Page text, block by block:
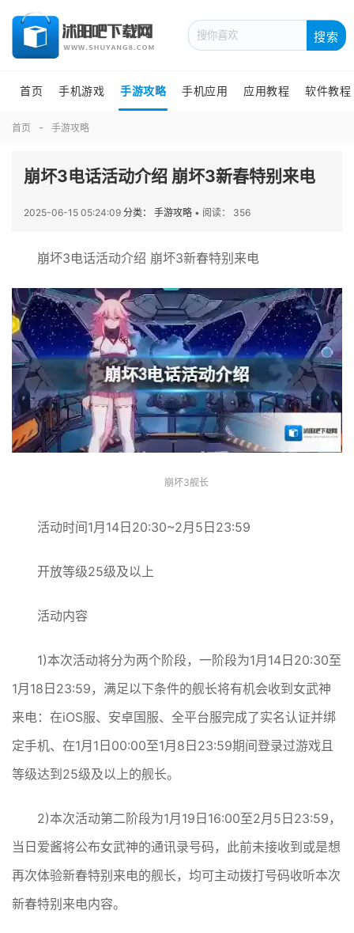
搜索
首页 手机游戏 手游攻略 手机应用 应用教程 软件教程
首页 手游攻略
崩坏3电话活动介绍 崩坏3新春特别来电
2025-06-15 05:24:09 分类： 手游攻略 • 阅读： 356
崩坏3电话活动介绍 崩坏3新春特别来电
崩坏3舰长
活动时间1月14日20:30~2月5日23:59
开放等级25级及以上
活动内容
1)本次活动将分为两个阶段，一阶段为1月14日20:30至
1月18日23:59，满足以下条件的舰长将有机会收到女武神
来电：在iOS服、安卓国服、全平台服完成了实名认证并绑
定手机、在1月1日00:00至1月8日23:59期间登录过游戏且
等级达到25级及以上的舰长。
2)本次活动第二阶段为1月19日16:00至2月5日23:59，
当日爱酱将公布女武神的通讯录号码，此前未接收到或是想
再次体验新春特别来电的舰长，均可主动拨打号码收听本次
新春特别来电内容。